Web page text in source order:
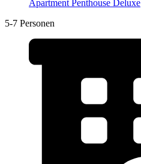
Apartment Penthouse Deluxe
5-7 Personen